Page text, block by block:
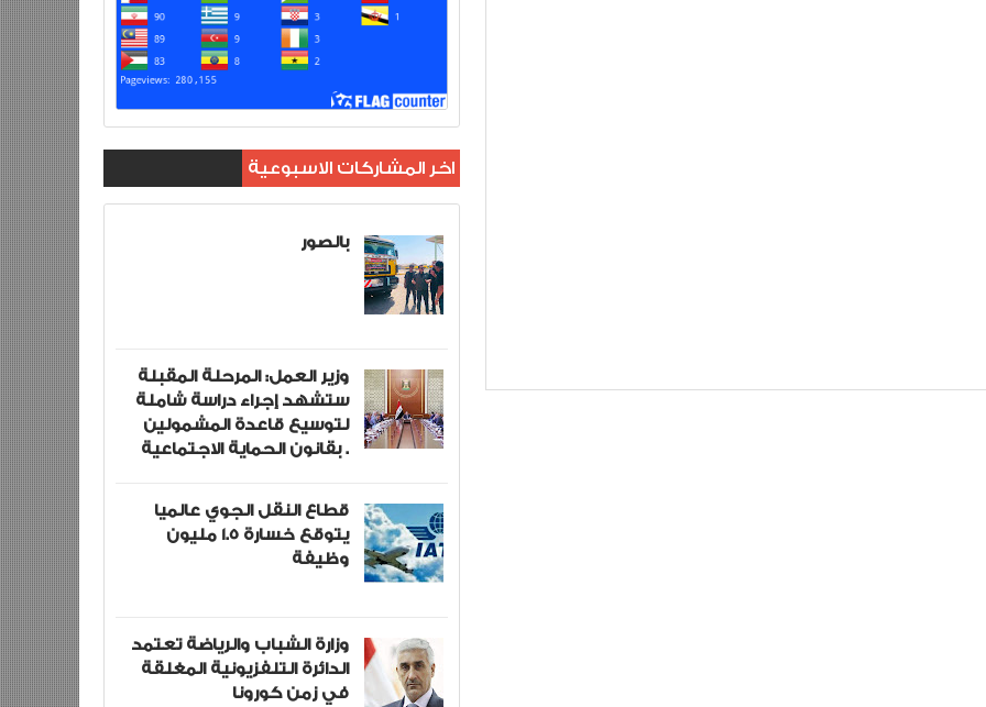
اخر المشاركات الاسبوعية
بالصور
وزير العمل: المرحلة المقبلة
ستشهد إجراء دراسة شاملة
لتوسيع قاعدة المشمولين
بقانون الحماية الاجتماعية .
قطاع النقل الجوي عالميا
يتوقع خسارة 1.5 مليون
وظيفة
وزارة الشباب والرياضة تعتمد
الدائرة التلفزيونية المغلقة
في زمن كورونا